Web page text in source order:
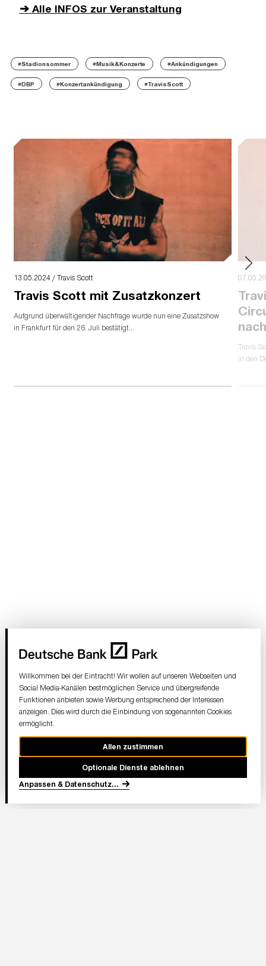
➔ Alle INFOS zur Veranstaltung
#Stadionsommer #Musik&Konzerte #Ankündigungen
#DBP #Konzertankündigung #TravisScott
13.05.2024 / Travis Scott
Travis Scott mit Zusatzkonzert
Aufgrund überwältigender Nachfrage wurde nun eine Zusatzshow
in Frankfurt für den 26. Juli bestätigt...
Travis
in den
Willkommen bei der Eintracht! Wir wollen auf unseren Webseiten und
Social Media-Kanälen bestmöglichen Service und übergreifende
Funktionen anbieten sowie Werbung entsprechend der Interessen
anzeigen. Dies wird durch die Einbindung von sogenannten Cookies
ermöglicht.
Allen zustimmen
Optionale Dienste ablehnen
Anpassen & Datenschutz...